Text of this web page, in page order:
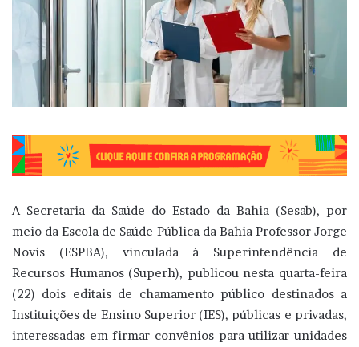
A Secretaria da Saúde do Estado da Bahia (Sesab), por
meio da Escola de Saúde Pública da Bahia Professor Jorge
Novis (ESPBA), vinculada à Superintendência de
Recursos Humanos (Superh), publicou nesta quarta-feira
(22) dois editais de chamamento público destinados a
Instituições de Ensino Superior (IES), públicas e privadas,
interessadas em firmar convênios para utilizar unidades